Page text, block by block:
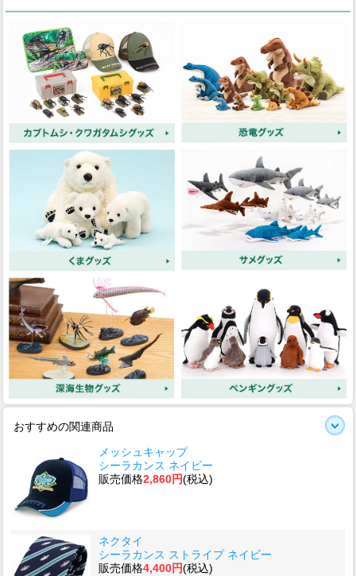
おすすめの関連商品
メッシュキャップ
シーラカンス ネイビー
販売価格2,860円(税込)
ネクタイ
シーラカンス ストライプ ネイビー
販売価格4,400円(税込)